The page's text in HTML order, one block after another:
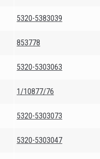
5320-5383039
853778
5320-5303063
1/10877/76
5320-5303073
5320-5303047